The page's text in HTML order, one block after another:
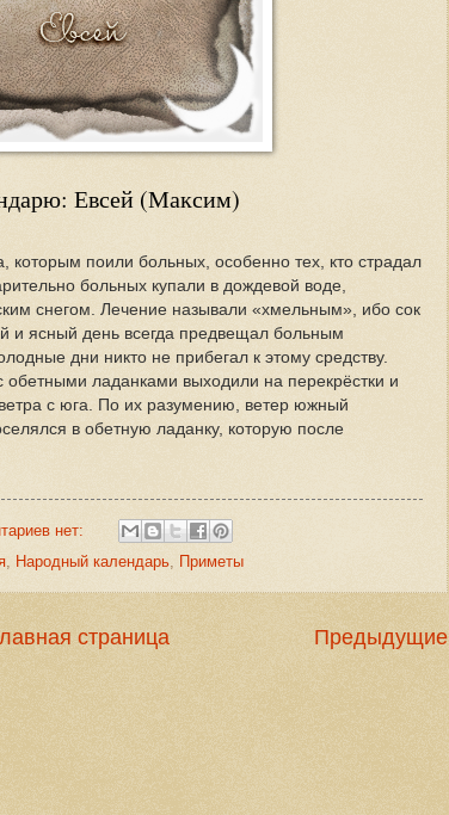
Евсей (Максим)
которым поили больных, особенно тех, кто страдал
больных купали в дождевой воде,
снегом. Лечение называли «хмельным», ибо сок
и ясный день всегда предвещал больным
дни никто не прибегал к этому средству.
ладанками выходили на перекрёстки и
с юга. По их разумению, ветер южный
в обетную ладанку, которую после
нет:
, Народный календарь, Приметы
Предыдущие
страница